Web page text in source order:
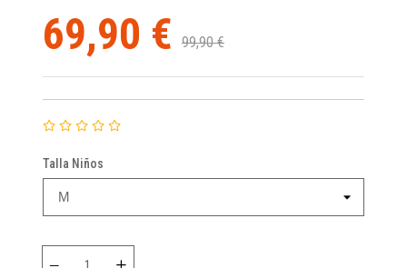
69,90 € 99,90 €
Talla Niños